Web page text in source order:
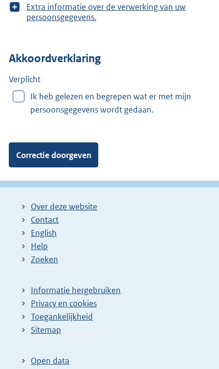
T
o
e
r
n
Extra informatie over de verwerking van uw
persoonsgegevens.
Akkoordverklaring
Verplicht
Ik heb gelezen en begrepen wat er met mijn
persoonsgegevens wordt gedaan.
Over deze website
Contact
English
Help
Zoeken
Informatie hergebruiken
Privacy en cookies
Toegankelijkheid
Sitemap
Open data